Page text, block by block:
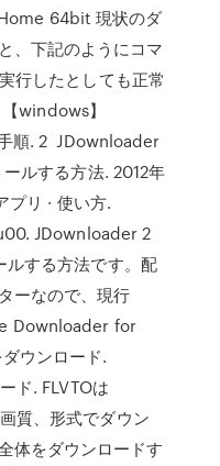
64bit 現状のダ
、下記のようにコマ
行したとしても正常
windows】
順. 2 JDownloader
ルする方法. 2012年
プリ · 使い方.
JDownloader 2
する方法です。配
ーなので、現行
Downloader for
ウンロード.
ド. FLVTOは
質、形式でダウン
体をダウンロードす